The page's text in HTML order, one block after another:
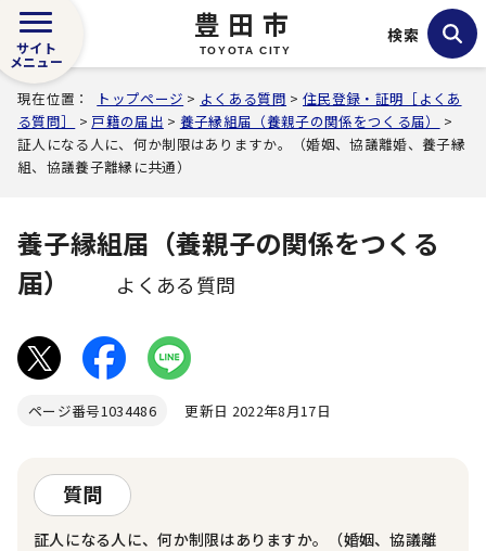
豊田市
TOYOTA CITY
サイト
メニュー
検索
現在位置： トップページ > よくある質問 >住民登録・証明［よくあ
る質問］
> 戸籍の届出 > 養子縁組届（養親子の関係をつくる届）
>
証人になる人に、何か制限はありますか。（婚姻、協議離婚、養子縁
組、協議養子離縁に共通）
養子縁組届（養親子の関係をつくる
届）
よくある質問
ページ番号1034486 更新日 2022年8月17日
質問
証人になる人に、何か制限はありますか。（婚姻、協議離